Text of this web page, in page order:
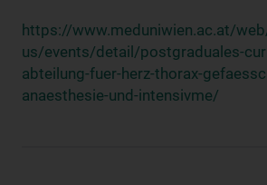
https://www.meduniwien.ac.at/
us/events/detail/postgraduales-
abteilung-fuer-herz-thorax-
anaesthesie-und-intensivme/